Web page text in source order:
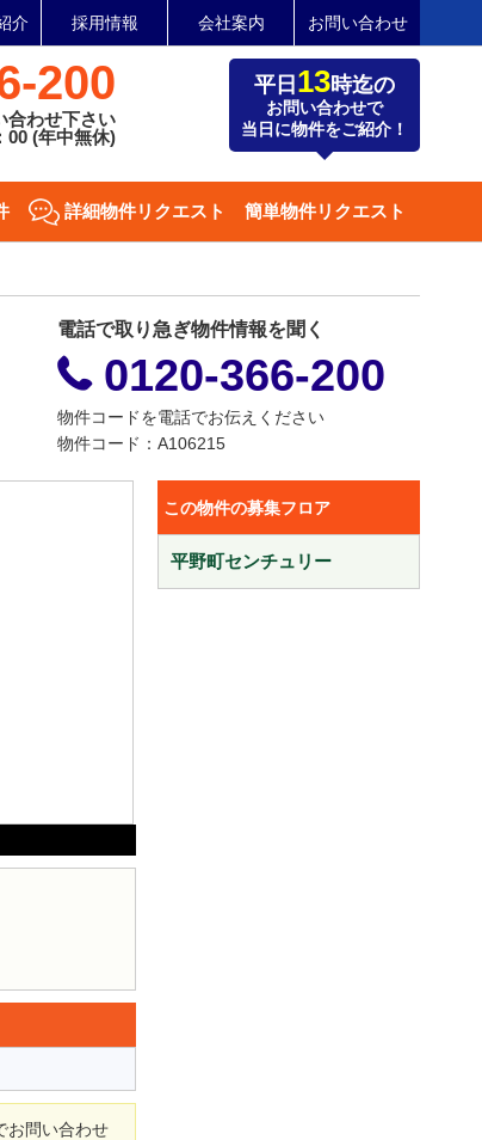
介 採用情報 会社案内 お問い合わせ
200
合わせ下さい
00 (年中無休)
平日 13時迄の
お問い合わせで
当日に物件をご紹介！
詳細物件リクエスト 簡単物件リクエスト
電話で取り急ぎ物件情報を聞く
0120-366-200
物件コードを電話でお伝えください
物件コード：A106215
お問い合わせ
この物件の募集フロア
平野町センチュリー